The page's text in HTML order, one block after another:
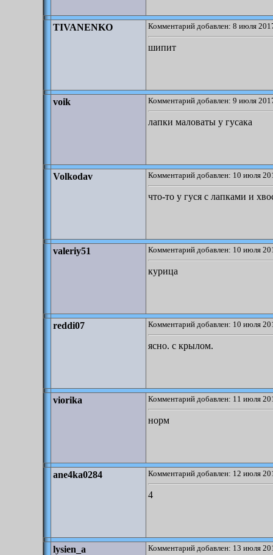
TIVANENKO Комментарий добавлен: 8 июля
шипит
voik Комментарий добавлен: 9 июля
лапки маловаты у гусака
Volkodav Комментарий добавлен: 10 июля
что-то у гуся с лапками и
valeriy51 Комментарий добавлен: 10 июля
курица
reddi07 Комментарий добавлен: 10 июля
ясно. с крылом.
viorika Комментарий добавлен: 11 июля
норм
ane4ka0284 Комментарий добавлен: 12 июля
4
lysien_a Комментарий добавлен: 13 июля